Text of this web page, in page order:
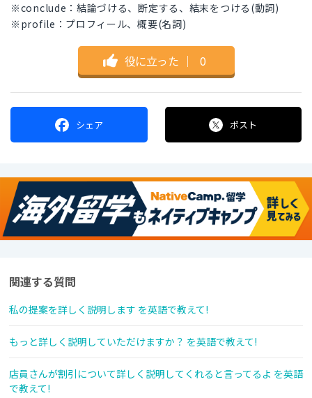
※conclude：結論づける、断定する、結末をつける(動詞)
※profile：プロフィール、概要(名詞)
役に立った ｜ 0
シェア ポスト
関連する質問
私の提案を詳しく説明します を英語で教えて!
もっと詳しく説明していただけますか？ を英語で教えて!
店員さんが割引について詳しく説明してくれると言ってるよ を英語
で教えて!